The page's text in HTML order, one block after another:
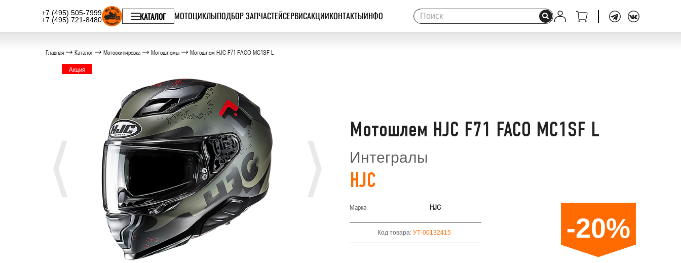
+7 (495) 505-7999
+7 (495) 721-8480
КАТАЛОГ МОТОЦИКЛЫПОДБОР ЗАПЧАСТЕЙСЕРВИСАКЦИИКОНТАКТЫИНФО
Главная Каталог Мотоэкипировка Мотошлемы Мотошлем HJC F71 FACO MC1SF L
Акция
Мотошлем HJC F71 FACO MC1SF L
Интегралы
HJC
Марка HJC
Код товара: УТ-00132415 -20%